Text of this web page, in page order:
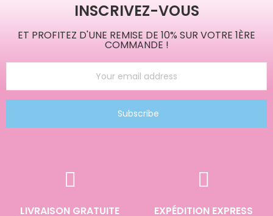
INSCRIVEZ-VOUS
ET PROFITEZ D'UNE REMISE DE 10% SUR VOTRE 1ÈRE
COMMANDE !
Subscribe
LIVRAISON GRATUITE EXPÉDITION EXPRESS